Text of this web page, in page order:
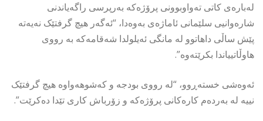
لەبارەی کاتی تەواوبوونی پرۆژەکە بەرپرسی راگەیاندنی
شارەوانیی سلێمانی ئاماژەی بەوەدا، “ئەگەر هیچ گرفتێک نەیەتە
پێش ساڵی داهاتوو لە مانگی ئەیلولدا شەقامەکە بە رووی
هاوڵاتییاندا بکرێتەوە”.
ئەوەشی خستەڕوو، “لە رووی بودجە و کەشوهەواوە هیچ گرفتێک
نییە لە بەردەم کارەکانی پرۆژەکە و زۆرباش کاری تێدا دەکرێت”.